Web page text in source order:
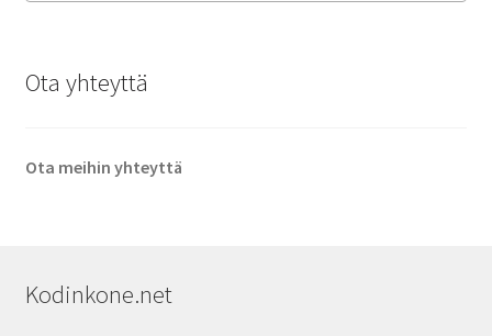
Ota yhteyttä
Ota meihin yhteyttä
Kodinkone.net